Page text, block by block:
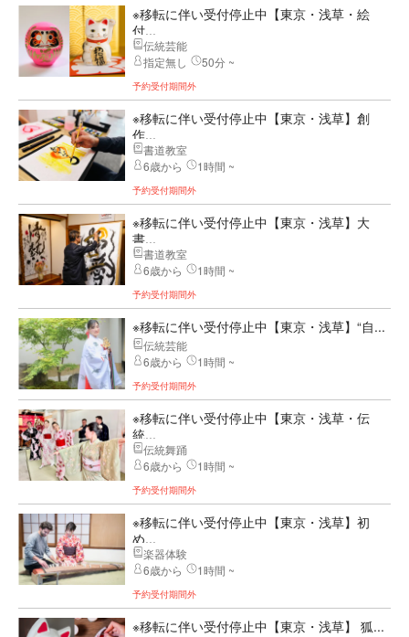
※移転に伴い受付停止中【東京・浅草・絵
付...
伝統芸能
指定無し
50分 ~
予約受付期間外
※移転に伴い受付停止中【東京・浅草】創
作...
書道教室
6歳から
1時間 ~
予約受付期間外
※移転に伴い受付停止中【東京・浅草】大
書...
書道教室
6歳から
1時間 ~
予約受付期間外
※移転に伴い受付停止中【東京・浅草】“自...
伝統芸能
6歳から
1時間 ~
予約受付期間外
※移転に伴い受付停止中【東京・浅草・伝
統...
伝統舞踊
6歳から
1時間 ~
予約受付期間外
※移転に伴い受付停止中【東京・浅草】初
め...
楽器体験
6歳から
1時間 ~
予約受付期間外
※移転に伴い受付停止中【東京・浅草】 狐...